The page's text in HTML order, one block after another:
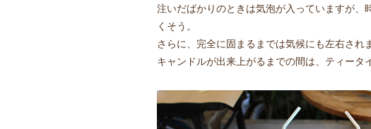
注いだばかりのときは気泡が入っていますが、
くそう。
さらに、完全に固まるまでは気候にも左右され
キャンドルが出来上がるまでの間は、ティータ